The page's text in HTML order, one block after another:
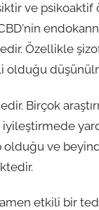
ve psikoaktif
Özellikle
olduğu
Birçok
ve
etkili bir